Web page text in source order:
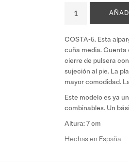
COSTA-5. Esta
cuña media. Cuenta
cierre de pulsera
sujeción al pie. La
mayor comodidad.
Este modelo es ya
combinables. Un
Altura: 7 cm
Hechas en España